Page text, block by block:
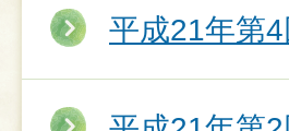
平成21年第